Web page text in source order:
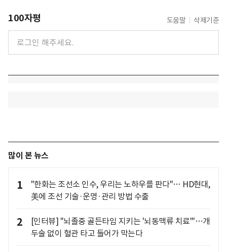
100자평 도움말 삭제기준
많이 본 뉴스
1
"한화는 조선소 인수, 우리는 노하우를 판다"… HD현대,
美에 조선 기술·운영·관리 방법 수출
2
[인터뷰] "뇌졸중 골든타임 지키는 '뇌동맥류 치료'"…개
두술 없이 혈관 타고 들어가 막는다